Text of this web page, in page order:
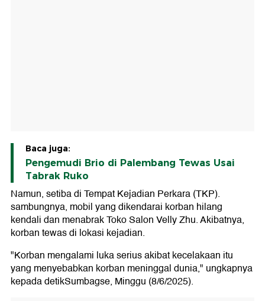
Baca juga:
Pengemudi Brio di Palembang Tewas Usai
Tabrak Ruko
Namun, setiba di Tempat Kejadian Perkara (TKP).
sambungnya, mobil yang dikendarai korban hilang
kendali dan menabrak Toko Salon Velly Zhu. Akibatnya,
korban tewas di lokasi kejadian.
"Korban mengalami luka serius akibat kecelakaan itu
yang menyebabkan korban meninggal dunia," ungkapnya
kepada detikSumbagse, Minggu (8/6/2025).